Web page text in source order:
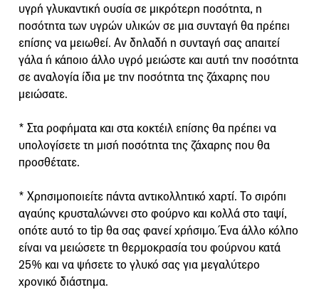
υγρή γλυκαντική ουσία σε μικρότερη ποσότητα, η
ποσότητα των υγρών υλικών σε μια συνταγή θα πρέπει
επίσης να μειωθεί. Αν δηλαδή η συνταγή σας απαιτεί
γάλα ή κάποιο άλλο υγρό μειώστε και αυτή την ποσότητα
σε αναλογία ίδια με την ποσότητα της ζάχαρης που
μειώσατε.
* Στα ροφήματα και στα κοκτέιλ επίσης θα πρέπει να
υπολογίσετε τη μισή ποσότητα της ζάχαρης που θα
προσθέτατε.
* Χρησιμοποιείτε πάντα αντικολλητικό χαρτί. Το σιρόπι
αγαύης κρυσταλώννει στο φούρνο και κολλά στο ταψί,
οπότε αυτό το tip θα σας φανεί χρήσιμο. Ένα άλλο κόλπο
είναι να μειώσετε τη θερμοκρασία του φούρνου κατά
25% και να ψήσετε το γλυκό σας για μεγαλύτερο
χρονικό διάστημα.